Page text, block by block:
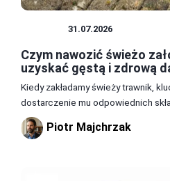
31.07.2026
Czym nawozić świeżo
uzyskać gęstą i zdrową
Kiedy zakładamy świeży trawnik,
dostarczenie mu odpowiednich
Piotr Majchrzak